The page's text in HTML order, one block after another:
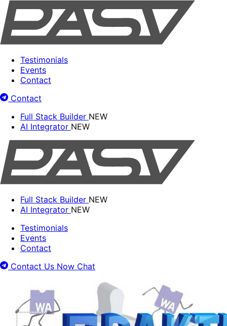
Testimonials
Events
Contact
Contact
Full Stack Builder NEW
AI Integrator NEW
Full Stack Builder NEW
AI Integrator NEW
Testimonials
Events
Contact
Contact Us Now Chat